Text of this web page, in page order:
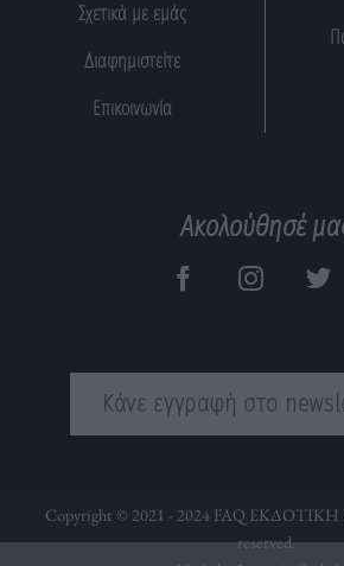
Σχετικά με εμάς
Διαφημιστείτε
Επικοινωνία
Ακολούθησέ
Κάνε εγγραφή στο
Copyright © 2021 - 2024 FAQ
reserved.